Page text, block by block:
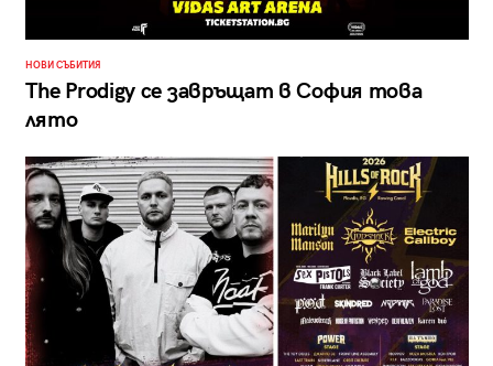
НОВИ СЪБИТИЯ
The Prodigy се завръщат в София това
лято